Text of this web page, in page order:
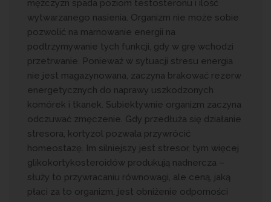
mężczyzn spada poziom testosteronu i ilość
wytwarzanego nasienia. Organizm nie może sobie
pozwolić na marnowanie energii na
podtrzymywanie tych funkcji, gdy w grę wchodzi
przetrwanie. Ponieważ w sytuacji stresu energia
nie jest magazynowana, zaczyna brakować rezerw
energetycznych do naprawy uszkodzonych
komórek i tkanek. Subiektywnie organizm zaczyna
odczuwać zmęczenie. Gdy przedłuża się działanie
stresora, kortyzol pozwala przywrócić
homeostazę. Im silniejszy jest stresor, tym więcej
glikokortykosteroidów produkują nadnercza –
służy to przywracaniu równowagi, ale ceną, jaką
płaci za to organizm, jest obniżenie odporności